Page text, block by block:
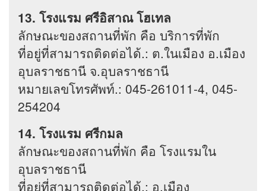
13. โรงแรม ศรีอิสาณ โฮเทล
ลักษณะของสถานที่พัก คือ บริการที่พัก
ที่อยู่ที่สามารถติดต่อได้.: ต.ในเมือง อ.เมือง
อุบลราชธานี จ.อุบลราชธานี
หมายเลขโทรศัพท์.: 045-261011-4, 045-
254204
14. โรงแรม ศรีกมล
ลักษณะของสถานที่พัก คือ โรงแรมใน
อุบลราชธานี
ที่อยู่ที่สามารถติดต่อได้.: อ.เมือง